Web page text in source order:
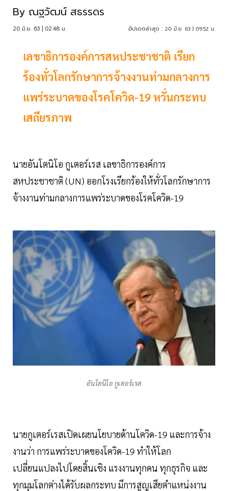
By ณฐวัฒน์ สธรรดร
20 มิ.ย. 63 | 02:48 น. อัปเดตล่าสุด : 20 มิ.ย. 63 | 09:52 น.
เลขาธิการองค์การสหประชาชาติ เรียก
ร้องทั่วโลกรักษาการจ้างงานท่ามกลางการ
แพร่ระบาดของโรคโควิด-19 หวั่นกระทบ
เสถียรภาพ
นายอันโตนิโอ กูเตอร์เรส เลขาธิการองค์การ
สหประชาชาติ (UN) ออกโรงเรียกร้องให้ทั่วโลกรักษาการ
จ้างงานท่ามกลางการแพร่ระบาดของโรคโควิด-19
อันโตนิโอ กูเตอร์เรส
นายกูเตอร์เรสเปิดเผยนโยบายด้านโควิด-19 และการจ้าง
งานว่า การแพร่ระบาดของโควิด-19 ทำให้โลก
เปลี่ยนแปลงไปโดยสิ้นเชิง แรงงานทุกคน ทุกธุรกิจ และ
ทุกมุมโลกต่างได้รับผลกระทบ มีการสูญเสียตำแหน่งงาน